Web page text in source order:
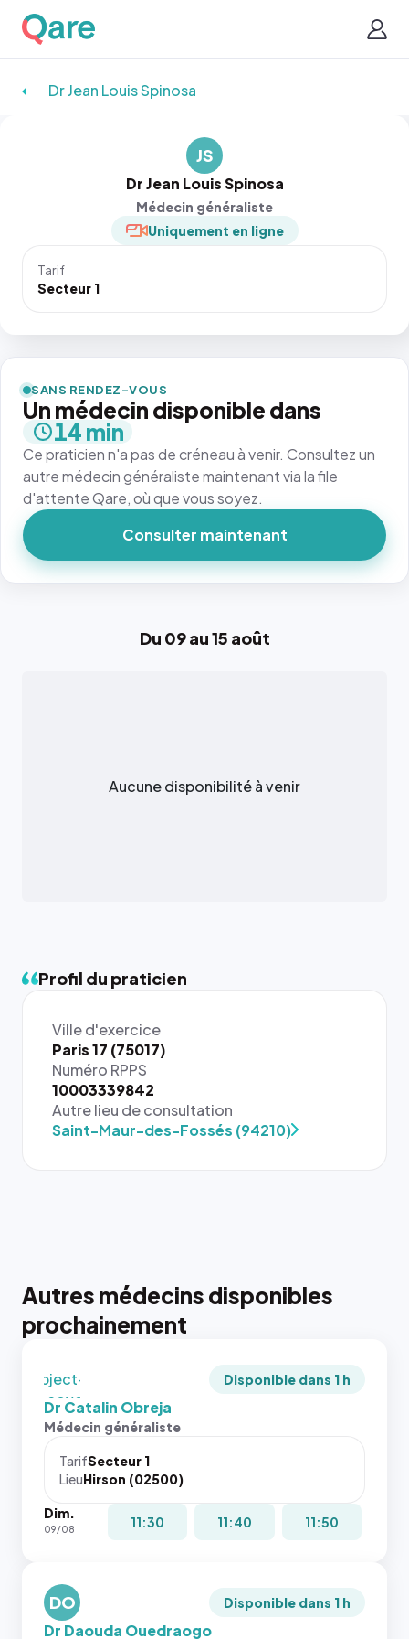
Dr Jean Louis Spinosa
JS
Dr Jean Louis Spinosa
Médecin généraliste
Uniquement en ligne
Tarif
Secteur 1
Du 09 au 15 août
Aucune disponibilité à venir
Profil du praticien
Ville d'exercice
Paris 17 (75017)
Numéro RPPS
10003339842
Autre lieu de consultation
Saint-Maur-des-Fossés (94210)
SANS RENDEZ-VOUS
Un médecin disponible dans
14 min
Ce praticien n'a pas de créneau à venir. Consultez un
autre médecin généraliste maintenant via la file
d'attente Qare, où que vous soyez.
Consulter maintenant
Autres médecins disponibles
prochainement
{# 40×40
: la taille
rendue par
`.profile-
puisque la
photo est
recadrée
`object-
fit: cover`.
Sans ces
navigateur
pas la
place, et
les trois
dernières
images de
Disponible dans 1 h
Dr Catalin Obreja
Médecin généraliste
TarifSecteur 1
LieuHirson (02500)
Dim.
09/08 11:30 11:40 11:50
DO Disponible dans 1 h
Dr Daouda Ouedraogo
{# 40×40
`.profile-
picture`,
et un